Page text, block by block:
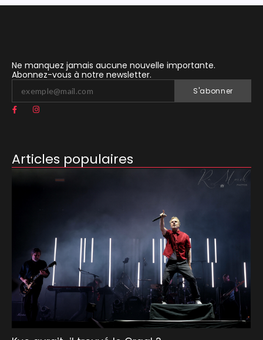
Ne manquez jamais aucune nouvelle importante.
Abonnez-vous à notre newsletter.
S'abonner
Articles populaires